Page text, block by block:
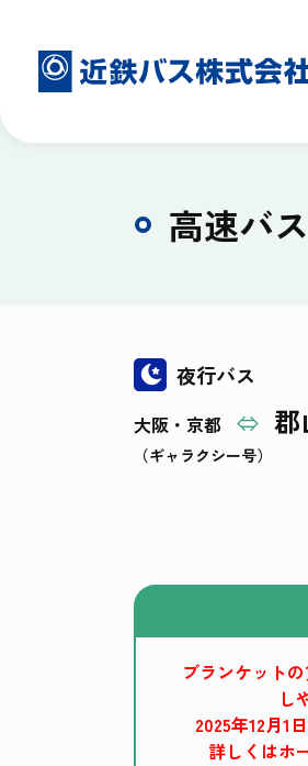
高速バス
夜行バス
大阪・京都 ⇔ 郡
（ギャラクシー号）
ブランケット
し
2025年12月1
詳しくはホ